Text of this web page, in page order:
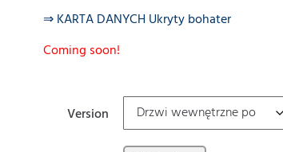
⇒ KARTA DANYCH Ukryty bohater
Coming soon!
Version